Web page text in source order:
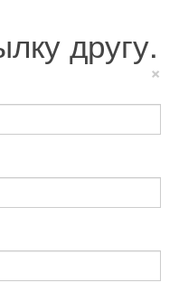
другу.
×